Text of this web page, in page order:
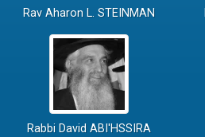
Rav Aharon L. STEINMAN
Rabbi David ABI'HSSIRA